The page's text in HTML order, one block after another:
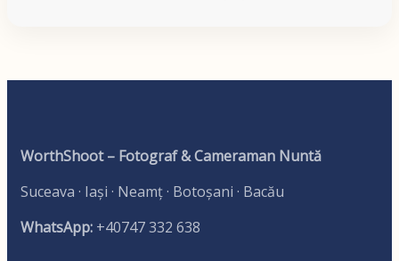
WorthShoot – Fotograf & Cameraman Nuntă
Suceava · Iași · Neamț · Botoșani · Bacău
WhatsApp: +40747 332 638